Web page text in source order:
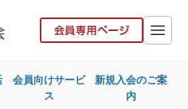
会員向けサービ
ス
新規入会のご案
内